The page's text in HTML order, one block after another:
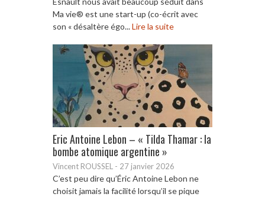
Ma vie® est une start-up (co-écrit avec
son « désaltère égo...Lire la suite
Eric Antoine Lebon – « Tilda Thamar : la
bombe atomique argentine »
Vincent ROUSSEL - 27 janvier 2026
C’est peu dire qu’Éric Antoine Lebon ne
choisit jamais la facilité lorsqu’il se pique